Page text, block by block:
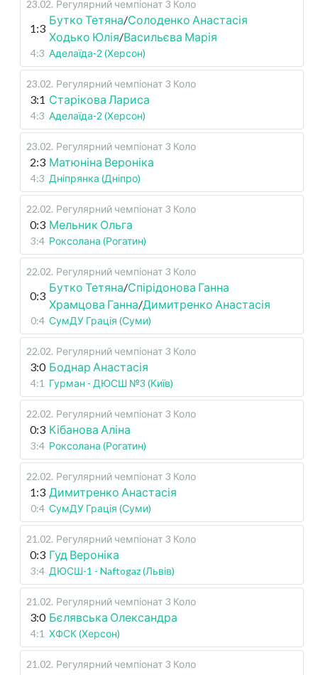
23.02. Регулярний чемпіонат 3 Коло
1:3
Бутко Тетяна/Солоденко Анастасія
Ходько Юлія/Васильєва Марія
4:3 Аделаїда-2 (Херсон)
23.02. Регулярний чемпіонат 3 Коло
3:1 Старікова Лариса
4:3 Аделаїда-2 (Херсон)
23.02. Регулярний чемпіонат 3 Коло
2:3 Матюніна Вероніка
4:3 Дніпрянка (Дніпро)
22.02. Регулярний чемпіонат 3 Коло
0:3 Мельник Ольга
3:4 Роксолана (Рогатин)
22.02. Регулярний чемпіонат 3 Коло
0:3
Бутко Тетяна/Спірідонова Ганна
Храмцова Ганна/Димитренко Анастасія
0:4 СумДУ Грація (Суми)
22.02. Регулярний чемпіонат 3 Коло
3:0 Боднар Анастасія
4:1 Гурман - ДЮСШ №3 (Київ)
22.02. Регулярний чемпіонат 3 Коло
0:3 Кібанова Аліна
3:4 Роксолана (Рогатин)
22.02. Регулярний чемпіонат 3 Коло
1:3 Димитренко Анастасія
0:4 СумДУ Грація (Суми)
21.02. Регулярний чемпіонат 3 Коло
0:3 Гуд Вероніка
3:4 ДЮСШ-1 - Naftogaz (Львів)
21.02. Регулярний чемпіонат 3 Коло
3:0 Бєлявська Олександра
4:1 ХФСК (Херсон)
21.02. Регулярний чемпіонат 3 Коло